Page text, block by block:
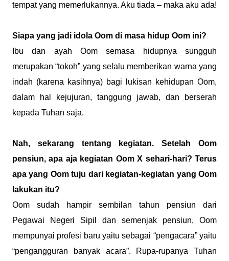
tempat yang memerlukannya. Aku tiada – maka aku ada!
Siapa yang jadi idola Oom di masa hidup Oom ini?
Ibu dan ayah Oom semasa hidupnya sungguh
merupakan “tokoh” yang selalu memberikan warna yang
indah (karena kasihnya) bagi lukisan kehidupan Oom,
dalam hal kejujuran, tanggung jawab, dan berserah
kepada Tuhan saja.
Nah, sekarang tentang kegiatan. Setelah Oom
pensiun, apa aja kegiatan Oom X sehari-hari? Terus
apa yang Oom tuju dari kegiatan-kegiatan yang Oom
lakukan itu?
Oom sudah hampir sembilan tahun pensiun dari
Pegawai Negeri Sipil dan semenjak pensiun, Oom
mempunyai profesi baru yaitu sebagai “pengacara” yaitu
“pengangguran banyak acara”. Rupa-rupanya Tuhan